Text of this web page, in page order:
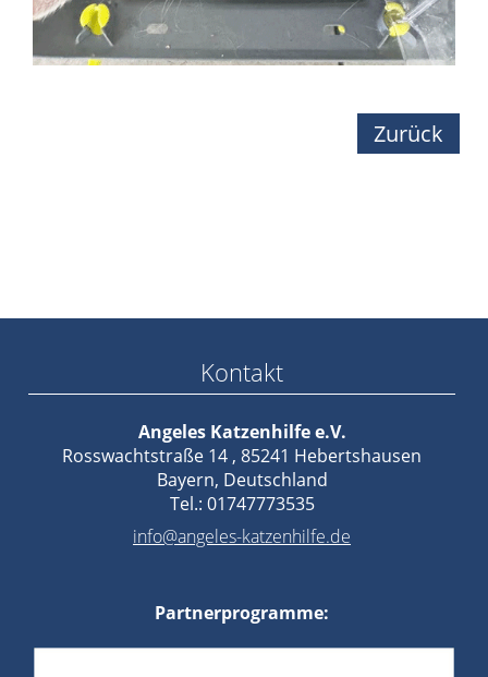
Zurück
Kontakt
Angeles Katzenhilfe e.V.
Rosswachtstraße 14 , 85241 Hebertshausen
Bayern, Deutschland
Tel.: 01747773535
info@angeles-katzenhilfe.de
Partnerprogramme: